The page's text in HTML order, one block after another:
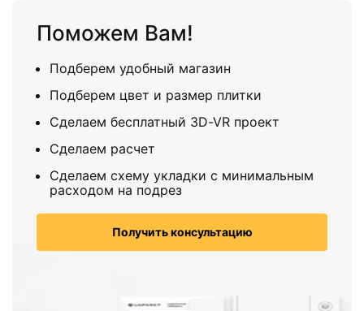
Поможем Вам!
Подберем удобный магазин
Подберем цвет и размер плитки
Сделаем бесплатный 3D-VR проект
Сделаем расчет
Сделаем схему укладки с минимальным
расходом на подрез
Получить консультацию